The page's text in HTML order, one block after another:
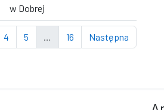
w Dobrej
4 5 … 16 Następna